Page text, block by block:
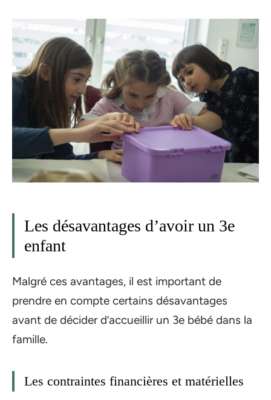
Les désavantages d’avoir un 3e
enfant
Malgré ces avantages, il est important de
prendre en compte certains désavantages
avant de décider d’accueillir un 3e bébé dans la
famille.
Les contraintes financières et matérielles